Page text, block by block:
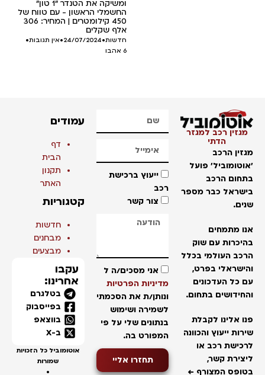
ומשיקה את הטנדר "1 טון"
החשמלי הראשון - עם טווח של
450 קילומטרים | המחיר: 306
אלף שקלים
חדשות•
24/07/2024
•אין תגובות•
6 אהבו
מגזין רכב למגזר
הדתי
מגזין הרכב
'אוטומוביל' פועל
בתחום הרכב
בישראל כבר מספר
שנים.
אנו מתמחים
בהיכרות עם שוק
הרכב העולמי בכלל
והישראלי בפרט,
עם כל העדכונים
והחידושים בתחום.
פנו אלינו לקבלת
שירות ייעוץ והכוונה
לרכישת רכב או
ליצירת קשר,
בטופס המצורף ←
ייעוץ ברכישת
רכב
צור קשר
אני מסכים/ה ל
מדיניות הפרטיות
ונותן/ת את הסכמתי
לשמירה ושימוש
בנתונים שלי על פי
המפורט בה.
תחזרו אליי
עמודים
דף
הבית
תקנון
האתר
קטגוריות
חדשות
מבחנים
מבצעים
עקבו
אחרינו:
בטלגרם
בפייסבוק
בווצאפ
ב-X
אוטומוביל כל הזכויות
שמורות
•